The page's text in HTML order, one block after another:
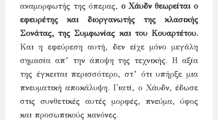
αναμορφωτής της όπερας, ο Χάυδν θεωρείται ο
εφευρέτης και διοργανωτής της κλασικής
Σονάτας, της Συμφωνίας και του Κουαρτέτου.
Και η εφεύρεση αυτή, δεν είχε μόνο μεγάλη
σημασία απ’ την άποψη της τεχνικής. Η αξία
της έγκειται περισσότερο, στ’ ότι υπήρξε μια
πνευματική αποκάλυψη. Γιατί, ο Χάυδν, έδωσε
στις συνθετικές αυτές μορφές, πνεύμα, ύφος
και προσωπικούς κανόνες.